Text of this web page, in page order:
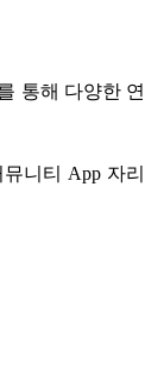
통해 다양한 연
니티 App 자리